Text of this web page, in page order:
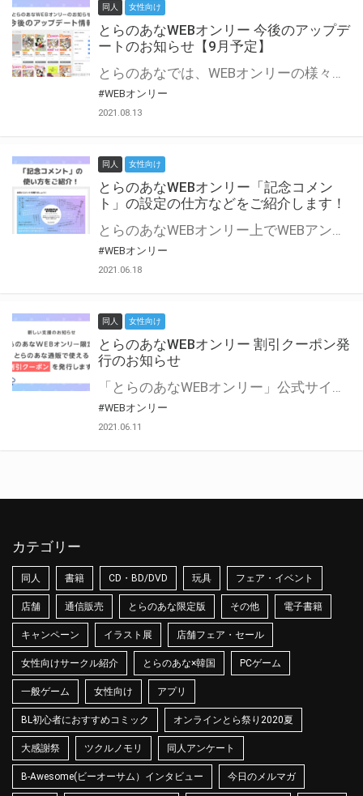
同人 女性向け
とらのあなWEBオンリー 今後のアップデ
ートのお知らせ【9月予定】
とらのあなでは、WEBオンリーの様々な支援を実施しています。 今回は2021年9月に実装を予定しているアップデート情報についてご紹介いたします。 とらのあなWEBオンリーサイトはこちら
#WEBオンリー
2021.08.13
同人 女性向け
とらのあなWEBオンリー「記念コメン
ト」の設定の仕方などをご紹介します！
とらのあなWEBオンリー上でWEBアンソロジーが作成できる「記念コメント」について、その使い方や作成手順を解説します！ 支援タイプを「サークル参加型」「サークル参加型・マルシェ(イベント会場)機能付き」でお申し込みいただいている主催者様はぜひご活用ください♪ とらのあなWEBオンリーサイトはこちら
#WEBオンリー
2021.06.18
同人 女性向け
とらのあなWEBオンリー 割引クーポン発
行のお知らせ
「とらのあなWEBオンリー」公式サイトでとらのあな通販の「割引クーポン」を配布中！ イベントごとに開催当日限定で使える割引クーポンのシリアルコードを発行します。 とらのあなWEBオンリーのページをチェックして、イベント当日にお得にお買い物を楽しみましょう♪ ※本キャンペーンは予告なく終了する場合がございます。 とらのあなWEBオンリーサイトはこちら
#WEBオンリー
2021.06.11
カテゴリー
同人 書籍 CD・BD/DVD 玩具 フェア・イベント
店舗 通信販売 とらのあな限定版 その他 電子書籍
キャンペーン イラスト展 店舗フェア・セール
女性向けサークル紹介 とらのあな×韓国 PCゲーム
一般ゲーム 女性向け アプリ
BL初心者におすすめコミック オンラインとら祭り2020夏
大感謝祭 ツクルノモリ 同人アンケート
B-Awesome(ビーオーサム）インタビュー 今日のメルマガ